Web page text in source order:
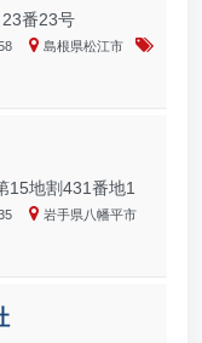
番23号
島根県松江市
15地割431番地1
岩手県八幡平市